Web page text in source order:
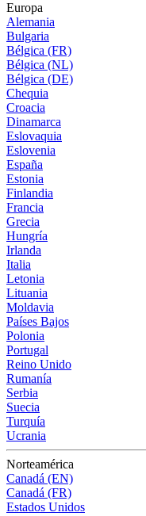
Europa
Alemania
Bulgaria
Bélgica (FR)
Bélgica (NL)
Bélgica (DE)
Chequia
Croacia
Dinamarca
Eslovaquia
Eslovenia
España
Estonia
Finlandia
Francia
Grecia
Hungría
Irlanda
Italia
Letonia
Lituania
Moldavia
Países Bajos
Polonia
Portugal
Reino Unido
Rumanía
Serbia
Suecia
Turquía
Ucrania
Norteamérica
Canadá (EN)
Canadá (FR)
Estados Unidos